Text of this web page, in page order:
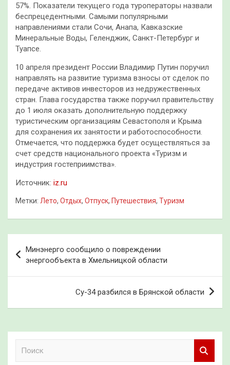
57%. Показатели текущего года туроператоры назвали
беспрецедентными. Самыми популярными
направлениями стали Сочи, Анапа, Кавказские
Минеральные Воды, Геленджик, Санкт-Петербург и
Туапсе.
10 апреля президент России Владимир Путин поручил
направлять на развитие туризма взносы от сделок по
передаче активов инвесторов из недружественных
стран. Глава государства также поручил правительству
до 1 июля оказать дополнительную поддержку
туристическим организациям Севастополя и Крыма
для сохранения их занятости и работоспособности.
Отмечается, что поддержка будет осуществляться за
счет средств национального проекта «Туризм и
индустрия гостеприимства».
Источник: iz.ru
Метки: Лето, Отдых, Отпуск, Путешествия, Туризм
по
записям
Минэнерго сообщило о повреждении
энергообъекта в Хмельницкой области
Су-34 разбился в Брянской области